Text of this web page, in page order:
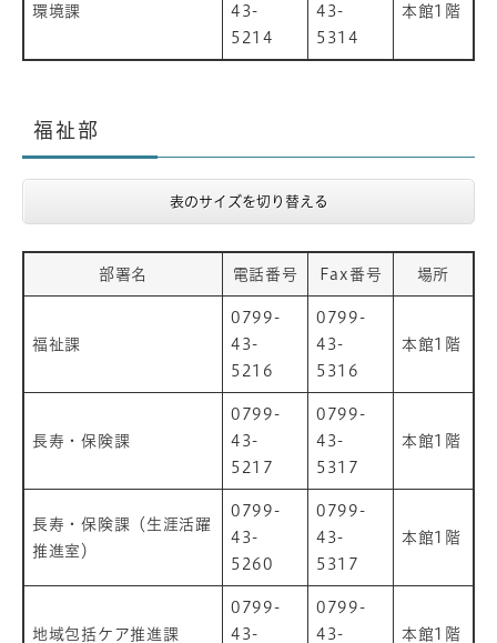
環境課
43-
5214
43-
5314
本館1階
福祉部
表のサイズを切り替える
部署名 電話番号 Fax番号 場所
福祉課
0799-
43-
5216
0799-
43-
5316
本館1階
長寿・保険課
0799-
43-
5217
0799-
43-
5317
本館1階
長寿・保険課（生涯活躍
推進室）
0799-
43-
5260
0799-
43-
5317
本館1階
地域包括ケア推進課
0799-
43-
0799-
43-
本館1階